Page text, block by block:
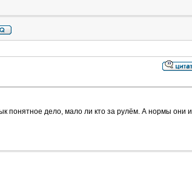
понятное дело, мало ли кто за рулём. А нормы они и